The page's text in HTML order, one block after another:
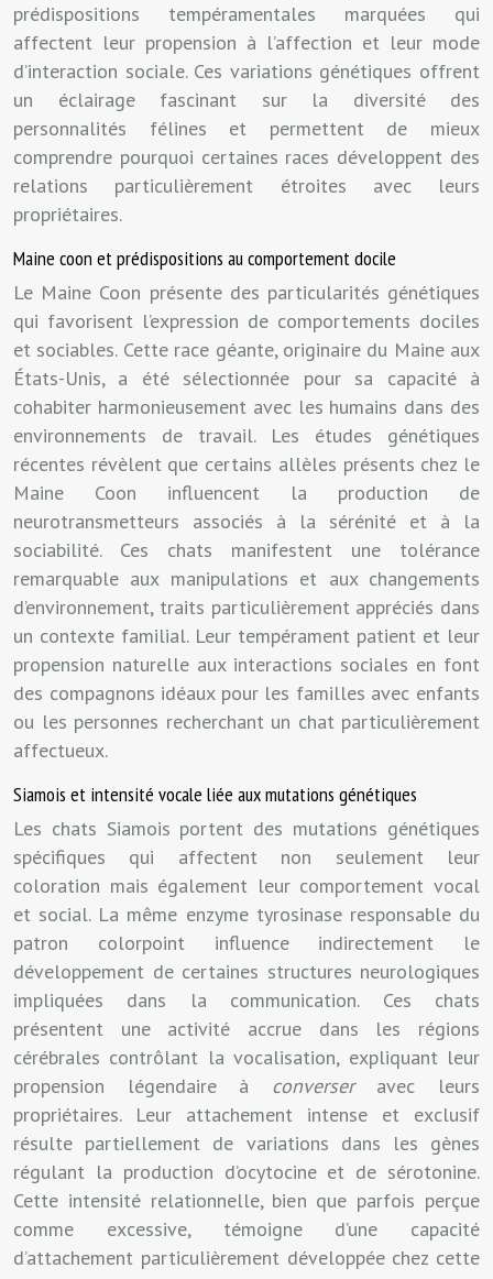
prédispositions tempéramentales marquées qui
affectent leur propension à l’affection et leur mode
d’interaction sociale. Ces variations génétiques offrent
un éclairage fascinant sur la diversité des
personnalités félines et permettent de mieux
comprendre pourquoi certaines races développent des
relations particulièrement étroites avec leurs
propriétaires.
Maine coon et prédispositions au comportement docile
Le Maine Coon présente des particularités génétiques
qui favorisent l’expression de comportements dociles
et sociables. Cette race géante, originaire du Maine aux
États-Unis, a été sélectionnée pour sa capacité à
cohabiter harmonieusement avec les humains dans des
environnements de travail. Les études génétiques
récentes révèlent que certains allèles présents chez le
Maine Coon influencent la production de
neurotransmetteurs associés à la sérénité et à la
sociabilité. Ces chats manifestent une tolérance
remarquable aux manipulations et aux changements
d’environnement, traits particulièrement appréciés dans
un contexte familial. Leur tempérament patient et leur
propension naturelle aux interactions sociales en font
des compagnons idéaux pour les familles avec enfants
ou les personnes recherchant un chat particulièrement
affectueux.
Siamois et intensité vocale liée aux mutations génétiques
Les chats Siamois portent des mutations génétiques
spécifiques qui affectent non seulement leur
coloration mais également leur comportement vocal
et social. La même enzyme tyrosinase responsable du
patron colorpoint influence indirectement le
développement de certaines structures neurologiques
impliquées dans la communication. Ces chats
présentent une activité accrue dans les régions
cérébrales contrôlant la vocalisation, expliquant leur
propension légendaire à converser avec leurs
propriétaires. Leur attachement intense et exclusif
résulte partiellement de variations dans les gènes
régulant la production d’ocytocine et de sérotonine.
Cette intensité relationnelle, bien que parfois perçue
comme excessive, témoigne d’une capacité
d’attachement particulièrement développée chez cette